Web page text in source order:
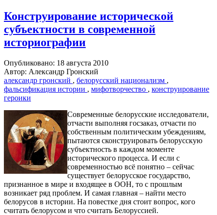
Конструирование исторической
субъектности в современной
историографии
Опубликовано: 18 августа 2010
Автор: Александр Гронский
александр гронский , белорусский национализм ,
фальсификация истории , мифотворчество , конструирование
героики
Современные белорусские исследователи,
отчасти выполняя госзаказ, отчасти по
собственным политическим убеждениям,
пытаются сконструировать белорусскую
субъектность в каждом моменте
исторического процесса. И если с
современностью всё понятно – сейчас
существует белорусское государство,
признанное в мире и входящее в ООН, то с прошлым
возникает ряд проблем. И самая главная – найти место
белорусов в истории. На повестке дня стоит вопрос, кого
считать белорусом и что считать Белоруссией.